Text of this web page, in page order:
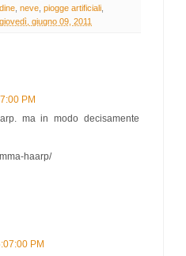
, neve, piogge artificiali,
giovedì, giugno 09, 2011
PM
ma in modo decisamente
haarp/
PM